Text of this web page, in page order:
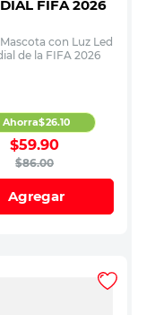
FIFA 2026
con Luz Led
de la FIFA 2026
$86.00
$59.90
Ahorra$26.10
Agregar